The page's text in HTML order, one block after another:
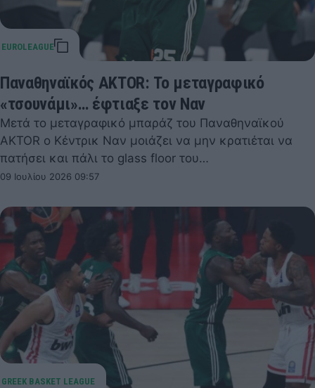
Παναθηναϊκός AKTOR: Το μεταγραφικό
«τσουνάμι»… έφτιαξε τον Ναν
Μετά το μεταγραφικό μπαράζ του Παναθηναϊκού
AKTOR ο Κέντρικ Ναν μοιάζει να μην κρατιέται να
πατήσει και πάλι το glass floor του…
09 Ιουλίου 2026 09:57